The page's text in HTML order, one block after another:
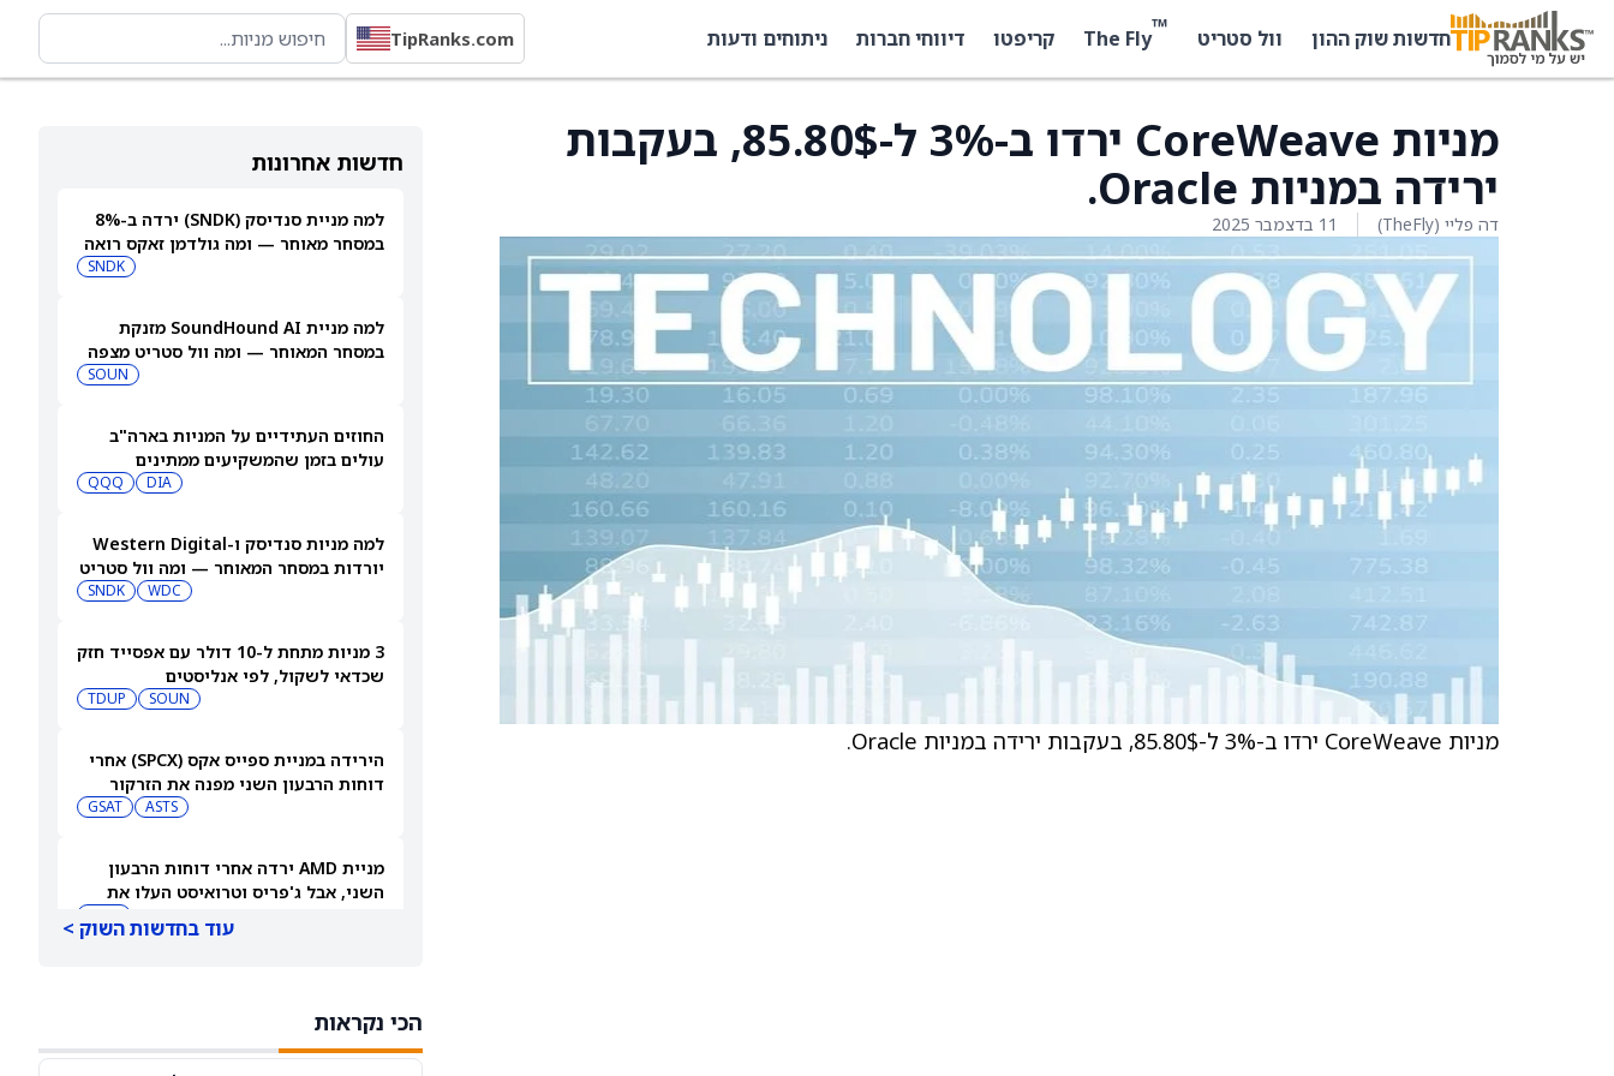
חדשות שוק ההון וול סטריט ™
The Fly קריפטו דיווחי חברות ניתוחים ודעות TipRanks.com
חדשות אחרונות
למה מניית סנדיסק (SNDK) ירדה ב-8%
במסחר מאוחר — ומה גולדמן זאקס רואה
SNDK
למה מניית SoundHound AI מזנקת
במסחר המאוחר — ומה וול סטריט מצפה
SOUN
החוזים העתידיים על המניות בארה"ב
עולים בזמן שהמשקיעים ממתינים
DIA
QQQ
למה מניות סנדיסק ו-Western Digital
יורדות במסחר המאוחר — ומה וול סטריט
WDC
SNDK
3 מניות מתחת ל-10 דולר עם אפסייד חזק
שכדאי לשקול, לפי אנליסטים
SOUN
TDUP
הירידה במניית ספייס אקס (SPCX) אחרי
דוחות הרבעון השני מפנה את הזרקור
לקרנות סל חלל עם חשיפה גבוהה
ASTS
GSAT
מניית AMD ירדה אחרי דוחות הרבעון
השני, אבל ג'פריס וטרואיסט העלו את
עוד בחדשות השוק >
הכי נקראות
מניות CoreWeave ירדו ב-3% ל-85.80$, בעקבות
ירידה במניות Oracle.
דה פליי (TheFly) 11 בדצמבר 2025
מניות CoreWeave ירדו ב-3% ל-85.80$, בעקבות ירידה במניות Oracle.